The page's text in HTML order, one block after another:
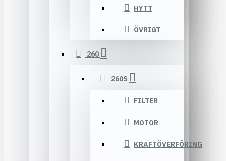
HYTT
ÖVRIGT
260
260S
FILTER
MOTOR
KRAFTÖVERFÖRING